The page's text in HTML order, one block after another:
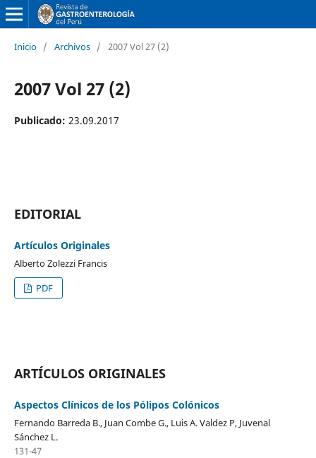
Inicio / Archivos / 2007 Vol 27 (2)
2007 Vol 27 (2)
Publicado: 23.09.2017
EDITORIAL
Artículos Originales
Alberto Zolezzi Francis
PDF
ARTÍCULOS ORIGINALES
Aspectos Clínicos de los Pólipos Colónicos
Fernando Barreda B., Juan Combe G., Luis A. Valdez P, Juvenal
Sánchez L.
131-47